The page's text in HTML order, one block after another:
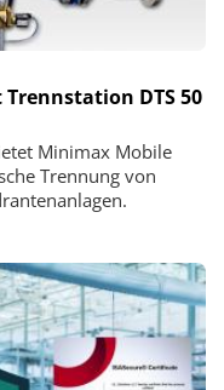
DTS 50
Minimax Mobile
Trennung von